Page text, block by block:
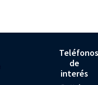
de
interés